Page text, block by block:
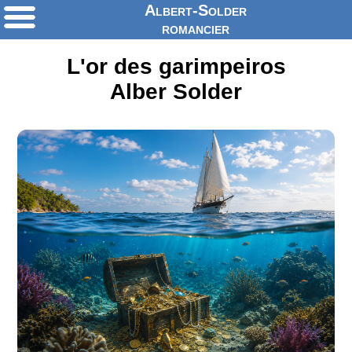
Albert-Solder
romancier
L'or des garimpeiros
Alber Solder